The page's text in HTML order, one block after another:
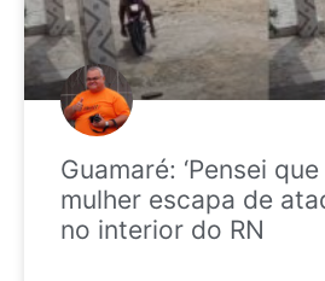
Guamaré: ‘Pensei que
mulher escapa de
no interior do RN